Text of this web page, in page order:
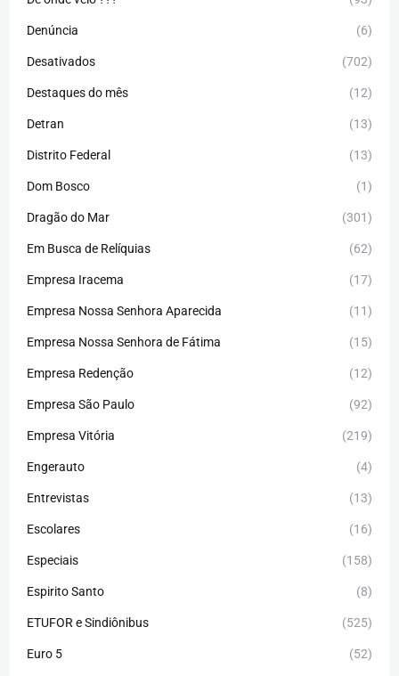
Denúncia (6)
Desativados (702)
Destaques do mês (12)
Detran (13)
Distrito Federal (13)
Dom Bosco (1)
Dragão do Mar (301)
Em Busca de Relíquias (62)
Empresa Iracema (17)
Empresa Nossa Senhora Aparecida (11)
Empresa Nossa Senhora de Fátima (15)
Empresa Redenção (12)
Empresa São Paulo (92)
Empresa Vitória (219)
Engerauto (4)
Entrevistas (13)
Escolares (16)
Especiais (158)
Espirito Santo (8)
ETUFOR e Sindiônibus (525)
Euro 5 (52)